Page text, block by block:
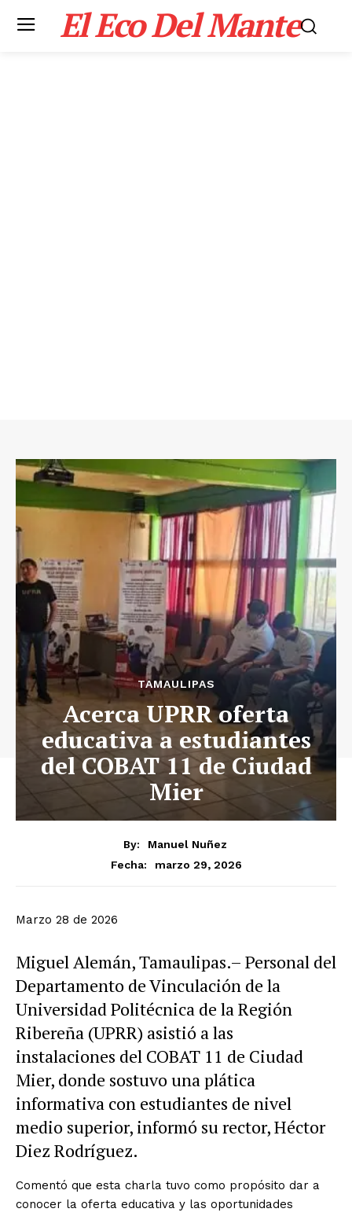
El Eco Del Mante
TAMAULIPAS
Acerca UPRR oferta
educativa a estudiantes
del COBAT 11 de Ciudad
Mier
By:
Manuel Nuñez
Fecha:
marzo 29, 2026
Marzo 28 de 2026
Miguel Alemán, Tamaulipas.– Personal del
Departamento de Vinculación de la
Universidad Politécnica de la Región
Ribereña (UPRR) asistió a las
instalaciones del COBAT 11 de Ciudad
Mier, donde sostuvo una plática
informativa con estudiantes de nivel
medio superior, informó su rector, Héctor
Diez Rodríguez.
Comentó que esta charla tuvo como propósito dar a
conocer la oferta educativa y las oportunidades